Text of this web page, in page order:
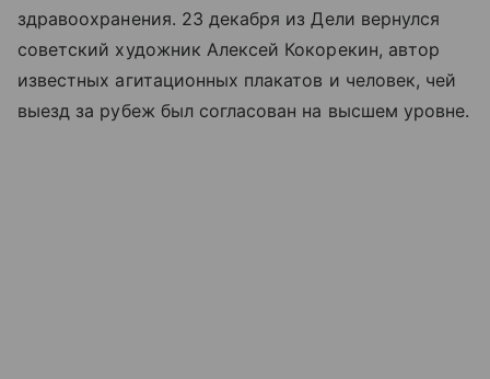
здравоохранения. 23 декабря из Дели вернулся
советский художник Алексей Кокорекин, автор
известных агитационных плакатов и человек, чей
выезд за рубеж был согласован на высшем уровне.